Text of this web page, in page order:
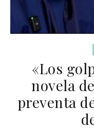
«Los
novela
preventa